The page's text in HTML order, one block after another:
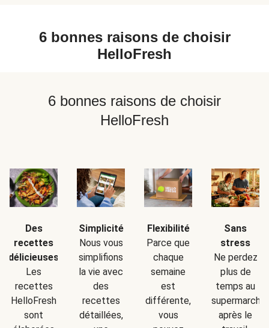
6 bonnes raisons de choisir
HelloFresh
6 bonnes raisons de choisir
HelloFresh
Des
recettes
délicieuses
Les
recettes
HelloFresh
sont
Simplicité
Nous vous
simplifions
la vie avec
des
recettes
détaillées,
Flexibilité
Parce que
chaque
semaine
est
différente,
vous
Sans
stress
Ne perdez
plus de
temps au
supermarché
après le